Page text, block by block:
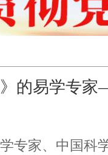
的易学专
专家、中国科